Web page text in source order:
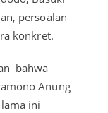
persoalan
konkret.
bahwa
Anung
ini